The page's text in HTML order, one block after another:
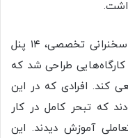
وی گفت: در این کنگره، نزدیک به ۴۵ سخنرانی تخصصی، ۱۴ پنل
کارگاه‌هایی طراحی شد که
کند. افرادی که در این
که تبحر کامل در کار
آموزش دیدند. این